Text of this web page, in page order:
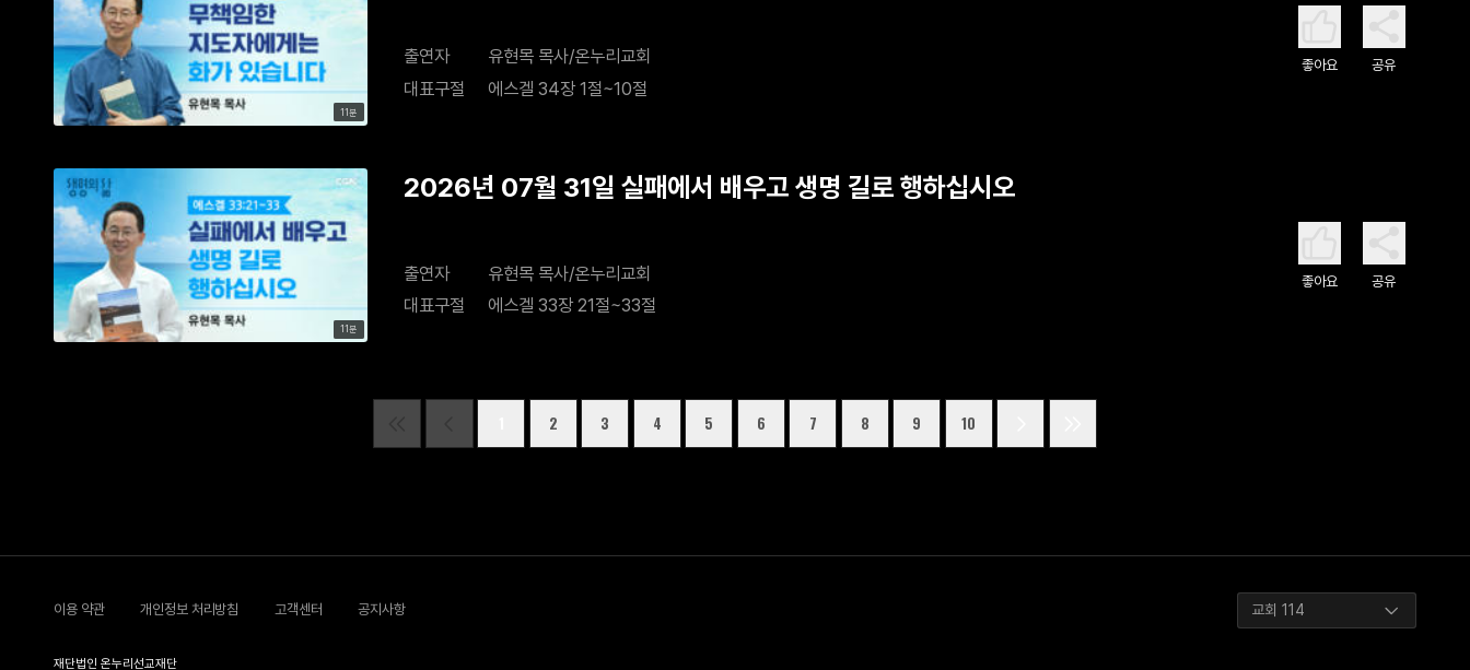
11분
출연자
유현목 목사/온누리교회
대표구절
에스겔 34장 1절~10절
좋아요 공유
11분
2026년 07월 31일 실패에서 배우고 생명 길로 행하십시오
출연자
유현목 목사/온누리교회
대표구절
에스겔 33장 21절~33절
좋아요 공유
2 3 4 5 6 7 8 9 10
이용 약관 개인정보 처리방침 고객센터 공지사항 교회 114
재단법인 온누리선교재단